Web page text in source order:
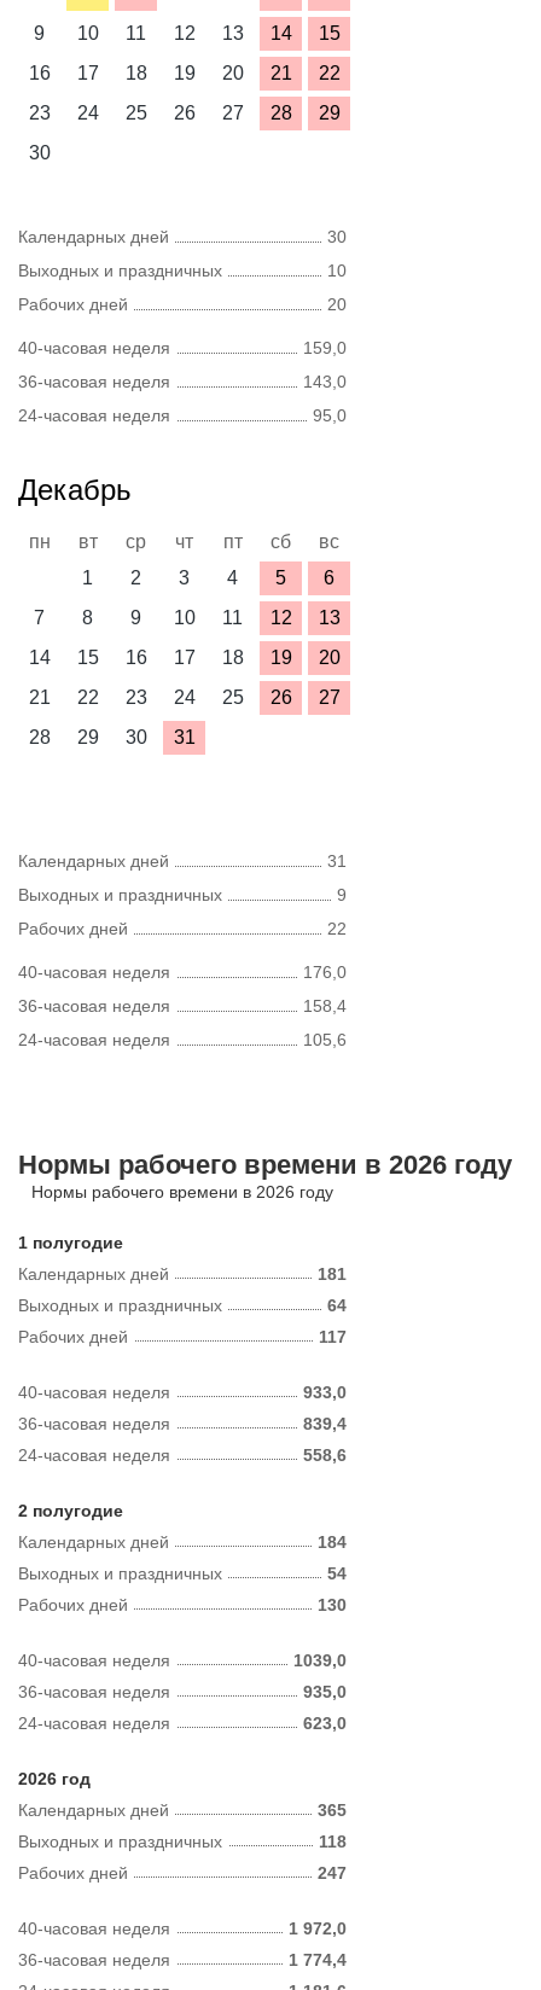
9
10 11 12 13 14
15
16
17 18 19 20 21
22
23
24 25 26 27 28
29
30
Календарных дней
30
Выходных и праздничных
10
Рабочих дней
20
40-часовая неделя
159,0
36-часовая неделя
143,0
24-часовая неделя
95,0
Декабрь
пн вт ср чт пт сб
вс
1
2 3 4 5
6
7
8 9 10 11 12
13
14
15 16 17 18 19
20
21
22 23 24 25 26
27
28
29 30 31
Календарных дней
31
Выходных и праздничных
9
Рабочих дней
22
40-часовая неделя
176,0
36-часовая неделя
158,4
24-часовая неделя
105,6
Нормы рабочего времени в 2026 году
Нормы рабочего времени в 2026 году
1 полугодие
Календарных дней
181
Рабочих дней 117
Выходных и праздничных 64
40-часовая неделя
933,0
36-часовая неделя
839,4
24-часовая неделя
558,6
2 полугодие
Календарных дней
184
Рабочих дней 130
Выходных и праздничных 54
40-часовая неделя
1039,0
36-часовая неделя
935,0
24-часовая неделя
623,0
2026 год
Календарных дней
365
Рабочих дней 247
Выходных и праздничных 118
40-часовая неделя
1 972,0
36-часовая неделя
1 774,4